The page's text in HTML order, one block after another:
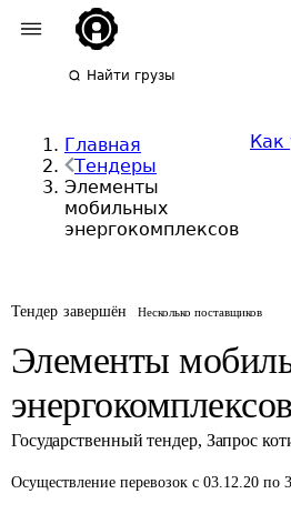
Найти грузы
Главная
Тендеры
Элементы
мобильных
энергокомплексов
Как
Тендер завершён Несколько поставщиков
Элементы
энергокомплексов
Государственный тендер, Запрос
Осуществление перевозок с 03.12.20 по